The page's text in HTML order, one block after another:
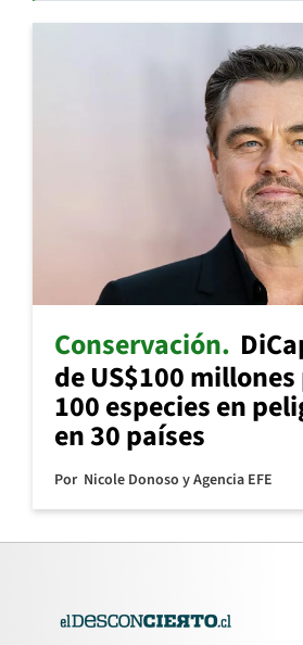
Conservación
de US$100
100 especies en
en 30 países
Por Nicole Donoso y Agencia EFE